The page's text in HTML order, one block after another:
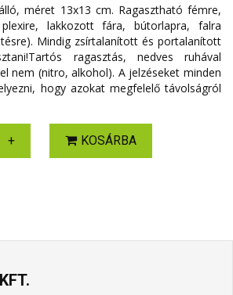
méret 13x13 cm. Ragasztható fémre,
lakkozott fára, bútorlapra, falra
Mindig zsírtalanított és portalanított
ragasztás, nedves ruhával
nem (nitro, alkohol). A jelzéseket minden
hogy azokat megfelelő távolságról
+ KOSÁRBA